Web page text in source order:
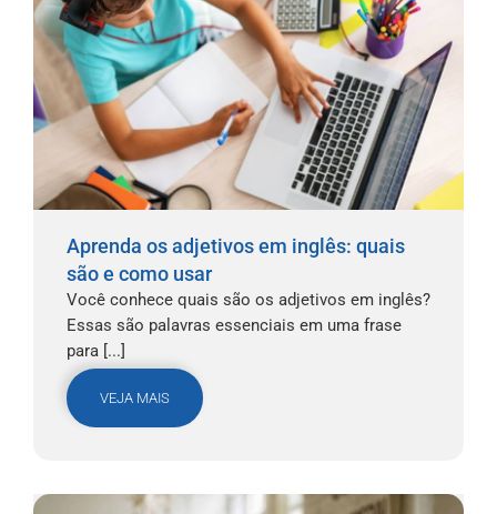
Aprenda os adjetivos em inglês: quais
são e como usar
Você conhece quais são os adjetivos em inglês?
Essas são palavras essenciais em uma frase
para [...]
VEJA MAIS